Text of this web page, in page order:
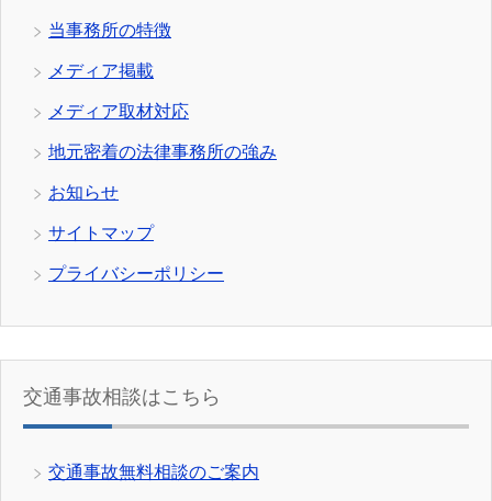
当事務所の特徴
メディア掲載
メディア取材対応
地元密着の法律事務所の強み
お知らせ
サイトマップ
プライバシーポリシー
交通事故相談はこちら
交通事故無料相談のご案内